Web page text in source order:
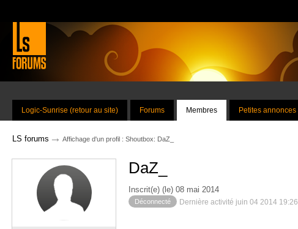
Logic-Sunrise (retour au site) Forums Membres Petites annonces
LS forums → Affichage d'un profil : Shoutbox: DaZ_
DaZ_
Inscrit(e) (le) 08 mai 2014
Déconnecté Dernière activité juin 04 2014 19:26